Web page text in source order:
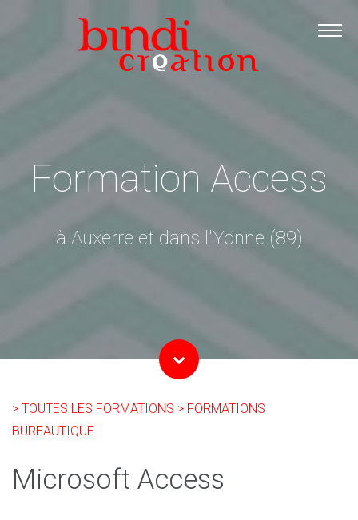
Accueil
Les formations
Contact
Formation Access
à Auxerre et dans l'Yonne (89)
> TOUTES LES FORMATIONS > FORMATIONS
BUREAUTIQUE
Microsoft Access